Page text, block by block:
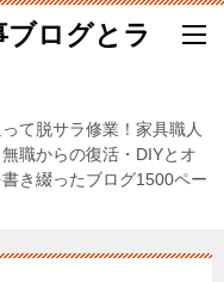
ブログとラ
て脱サラ修業！家具職人
職からの復活・DIYとオ
き綴ったブログ1500ペー